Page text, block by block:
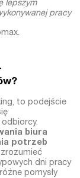
lepszym
pracy
to podejście
biura
potrzeb
zrozumieć
dni pracy
pomysły